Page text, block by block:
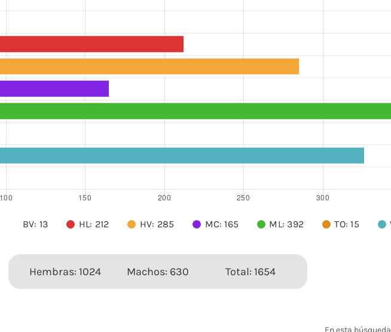
BV: 13 HL: 212 HV: 285 MC: 165 ML: 392 TO: 15
Hembras: 1024 Machos: 630 Total: 1654